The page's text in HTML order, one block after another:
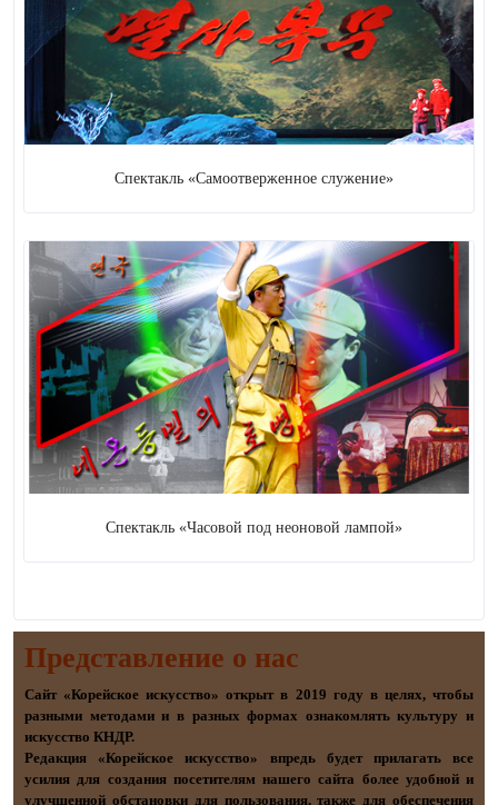
Спектакль «Самоотверженное служение»
Спектакль «Часовой под неоновой лампой»
Представление о наc
Сайт «Корейское искусство» открыт в 2019 году в целях, чтобы
разными методами и в разных формах ознакомлять культуру и
искусство КНДР.
Редакция «Корейское искусство» впредь будет прилагать все
усилия для создания посетителям нашего сайта более удобной и
улучшенной обстановки для пользования, также для обеспечения